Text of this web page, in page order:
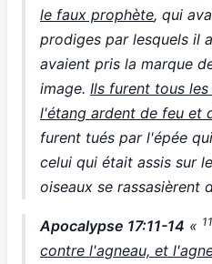
le faux prophète, qui
prodiges par lesquels il
avaient pris la marque
image. Ils furent tous
l'étang ardent de feu et
furent tués par l'épée
celui qui était assis sur
oiseaux se rassasièrent
Apocalypse 17:11-14 «
contre l'agneau, et